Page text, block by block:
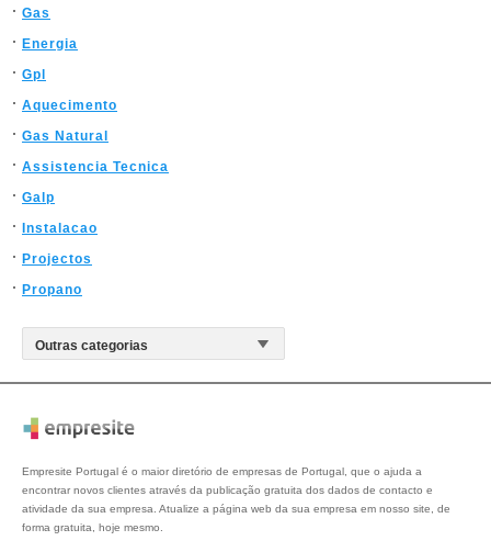
Gas
Energia
Gpl
Aquecimento
Gas Natural
Assistencia Tecnica
Galp
Instalacao
Projectos
Propano
Empresite Portugal é o maior diretório de empresas de Portugal, que o ajuda a
encontrar novos clientes através da publicação gratuita dos dados de contacto e
atividade da sua empresa. Atualize a página web da sua empresa em nosso site, de
forma gratuita, hoje mesmo.